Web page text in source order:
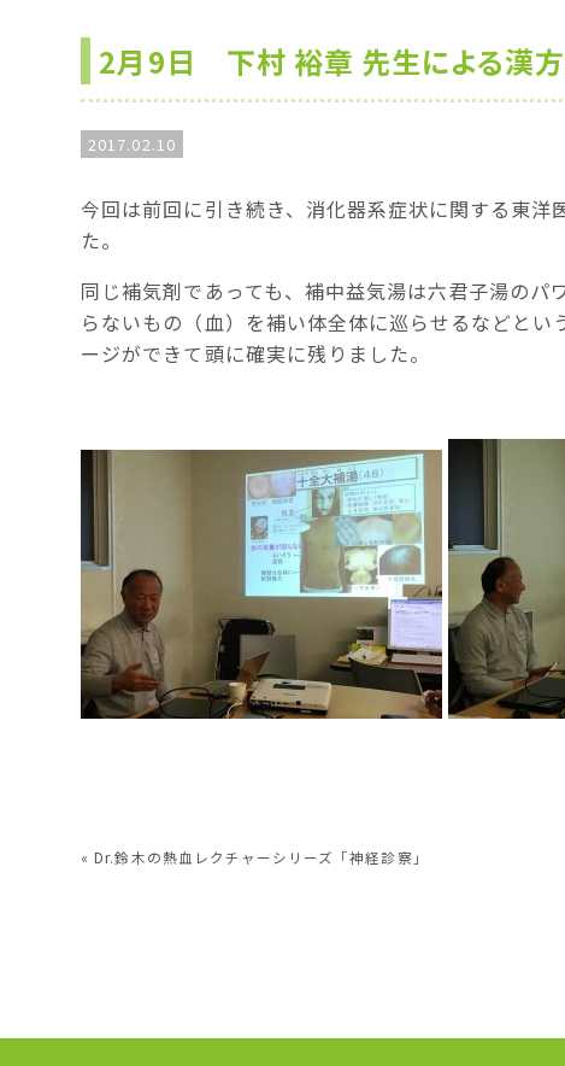
2月9日 下村 裕章 先生による漢
2017.02.10
今回は前回に引き続き、消化器系症状に関する東
た。
同じ補気剤であっても、補中益気湯は六君子湯の
らないもの（血）を補い体全体に巡らせるなどと
ージができて頭に確実に残りました。
« Dr.鈴木の熱血レクチャーシリーズ「神経診察」